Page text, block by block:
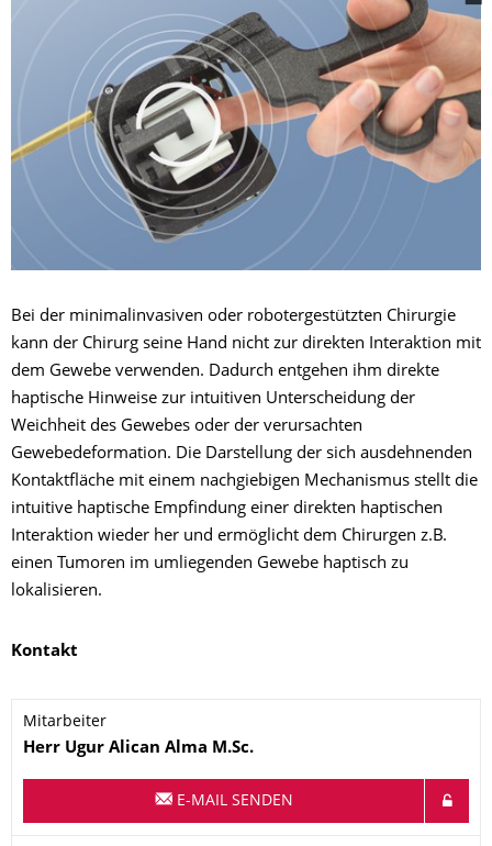
Bei der minimalinvasiven oder robotergestützten Chirurgie
kann der Chirurg seine Hand nicht zur direkten Interaktion mit
dem Gewebe verwenden. Dadurch entgehen ihm direkte
haptische Hinweise zur intuitiven Unterscheidung der
Weichheit des Gewebes oder der verursachten
Gewebedeformation. Die Darstellung der sich ausdehnenden
Kontaktfläche mit einem nachgiebigen Mechanismus stellt die
intuitive haptische Empfindung einer direkten haptischen
Interaktion wieder her und ermöglicht dem Chirurgen z.B.
einen Tumoren im umliegenden Gewebe haptisch zu
lokalisieren.
Kontakt
Mitarbeiter
Name
Herr Ugur Alican Alma M.Sc.
E-MAIL SENDEN